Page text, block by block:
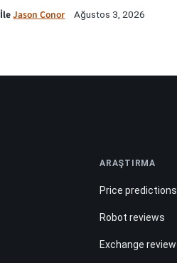
İleJason Conor Ağustos 3, 2026
ARAŞTIRMA
Price predictions
Robot reviews
Exchange